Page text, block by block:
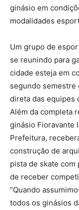
ginásio em
modalidades
Um grupo de
se reunindo para
cidade esteja em
segundo semestre
direta das equipes
Além da completa
ginásio Fioravante
Prefeitura,
construção de
pista de skate
de receber
“Quando
todos os ginásios